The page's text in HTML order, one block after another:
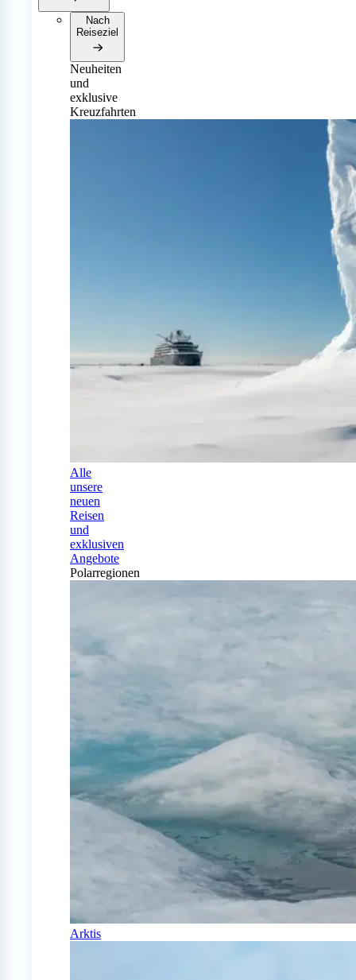
Nach
Reiseziel
Neuheiten
und
exklusive
Kreuzfahrten
Alle
unsere
neuen
Reisen
und
exklusiven
Angebote
Polarregionen
Arktis